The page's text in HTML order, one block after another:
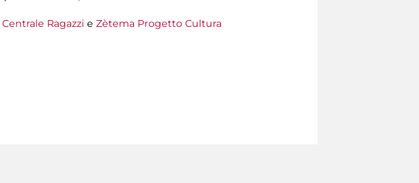
Ragazzi e Zètema Progetto Cultura